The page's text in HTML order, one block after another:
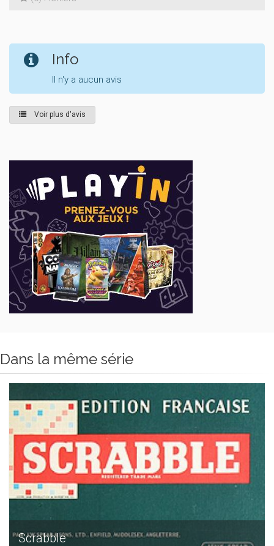
Info
Il n'y a aucun avis
Voir plus d'avis
Dans la même série
Scrabble